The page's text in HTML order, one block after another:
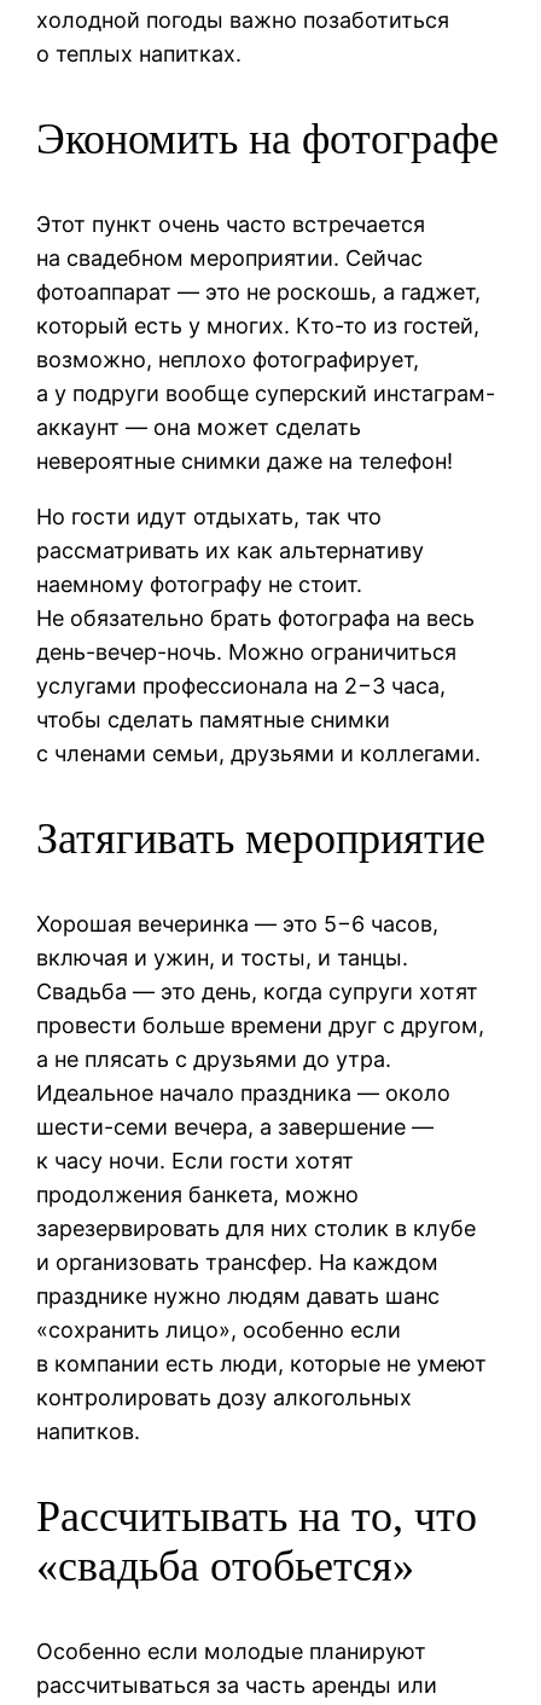
холодной погоды важно позаботиться
о теплых напитках.
Экономить на фотографе
Этот пункт очень часто встречается
на свадебном мероприятии. Сейчас
фотоаппарат — это не роскошь, а гаджет,
который есть у многих. Кто-то из гостей,
возможно, неплохо фотографирует,
а у подруги вообще суперский инстаграм-
аккаунт — она может сделать
невероятные снимки даже на телефон!
Но гости идут отдыхать, так что
рассматривать их как альтернативу
наемному фотографу не стоит.
Не обязательно брать фотографа на весь
день-вечер-ночь. Можно ограничиться
услугами профессионала на 2−3 часа,
чтобы сделать памятные снимки
с членами семьи, друзьями и коллегами.
Затягивать мероприятие
Хорошая вечеринка — это 5−6 часов,
включая и ужин, и тосты, и танцы.
Свадьба — это день, когда супруги хотят
провести больше времени друг с другом,
а не плясать с друзьями до утра.
Идеальное начало праздника — около
шести-семи вечера, а завершение —
к часу ночи. Если гости хотят
продолжения банкета, можно
зарезервировать для них столик в клубе
и организовать трансфер. На каждом
празднике нужно людям давать шанс
«сохранить лицо», особенно если
в компании есть люди, которые не умеют
контролировать дозу алкогольных
напитков.
Рассчитывать на то, что
«свадьба отобьется»
Особенно если молодые планируют
рассчитываться за часть аренды или